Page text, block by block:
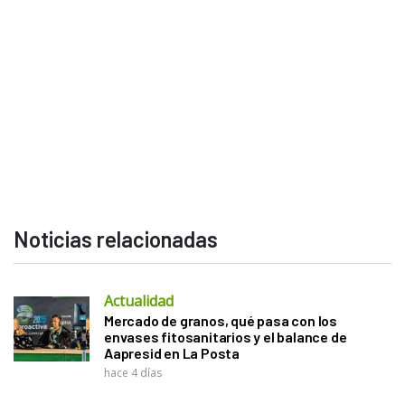
Noticias relacionadas
Actualidad
Mercado de granos, qué pasa con los
envases fitosanitarios y el balance de
Aapresid en La Posta
hace 4 días